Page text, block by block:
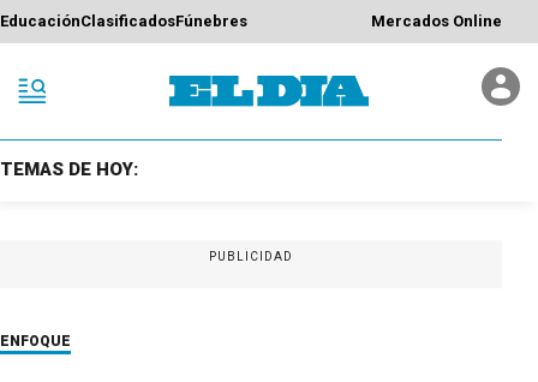
EducaciónClasificadosFúnebres Mercados Online
TEMAS DE HOY:
PUBLICIDAD
ENFOQUE